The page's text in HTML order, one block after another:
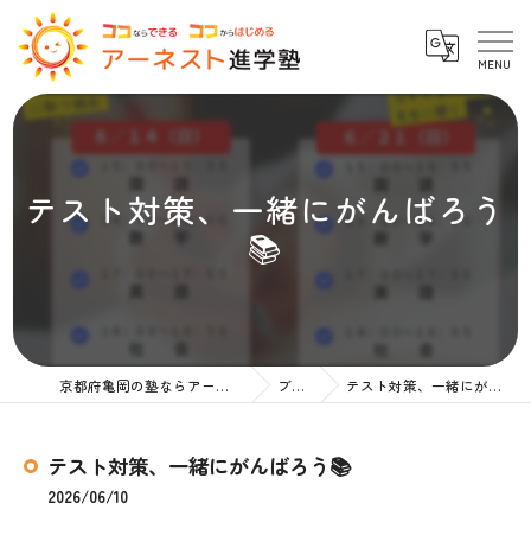
テスト対策、一緒にがんばろう
📚
京都府亀岡の塾ならアーネスト進学塾 ブログ テスト対策、一緒にがんばろう📚
テスト対策、一緒にがんばろう📚
2026/06/10